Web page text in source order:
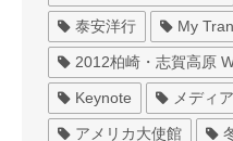
泰安洋行 My
2012柏崎・志賀高原
Keynote メディ
アメリカ大使館